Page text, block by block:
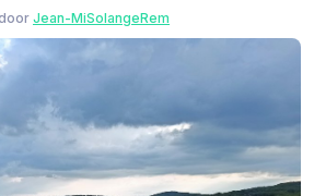
Jean-MiSolangeRem